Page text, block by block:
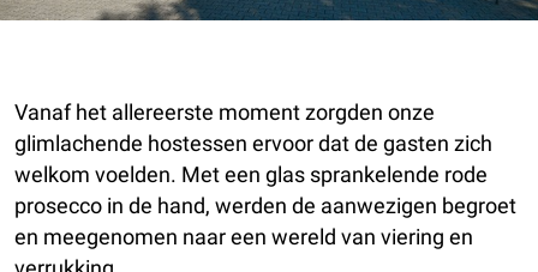
Vanaf het allereerste moment zorgden onze
glimlachende hostessen ervoor dat de gasten zich
welkom voelden. Met een glas sprankelende rode
prosecco in de hand, werden de aanwezigen begroet
en meegenomen naar een wereld van viering en